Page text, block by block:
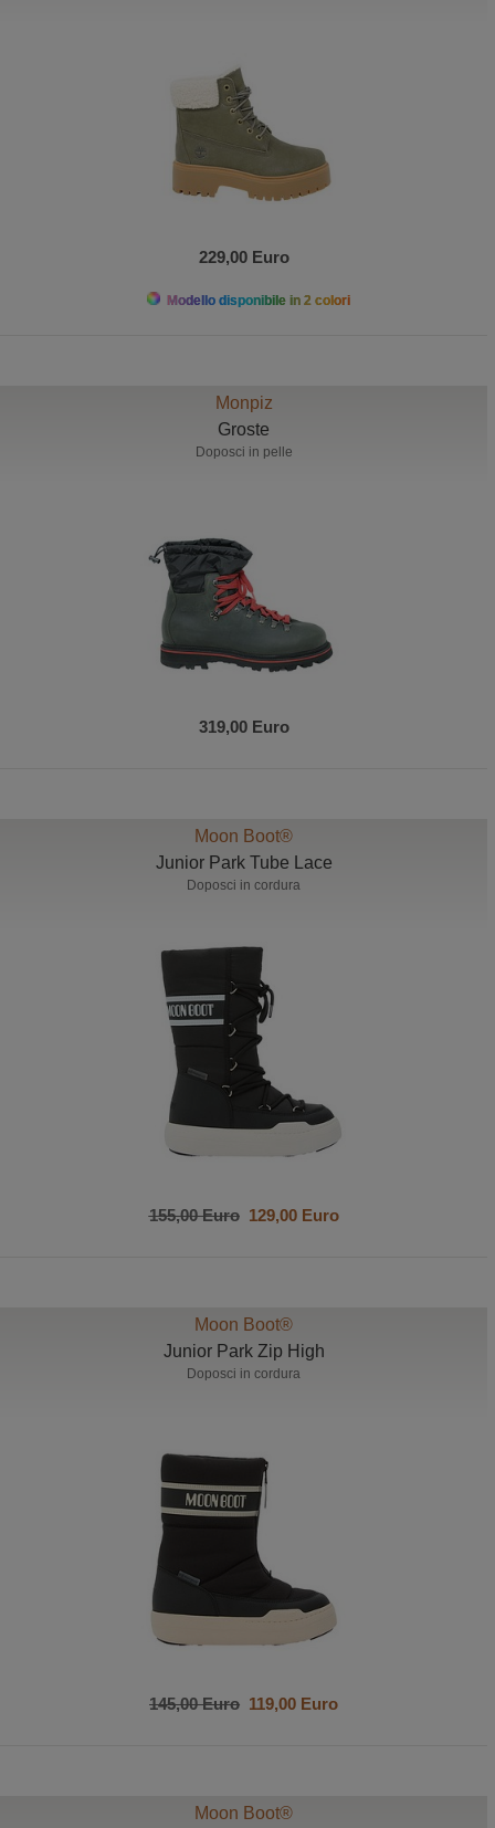
229,00 Euro
Modello disponibile in 2 colori
Monpiz
Groste
Doposci in pelle
319,00 Euro
Moon Boot®
Junior Park Tube Lace
Doposci in cordura
155,00 Euro129,00 Euro
Moon Boot®
Junior Park Zip High
Doposci in cordura
145,00 Euro 119,00 Euro
Moon Boot®